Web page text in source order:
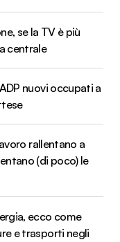
se la TV è più
centrale
nuovi occupati a
rallentano a
(di poco) le
ecco come
e trasporti negli